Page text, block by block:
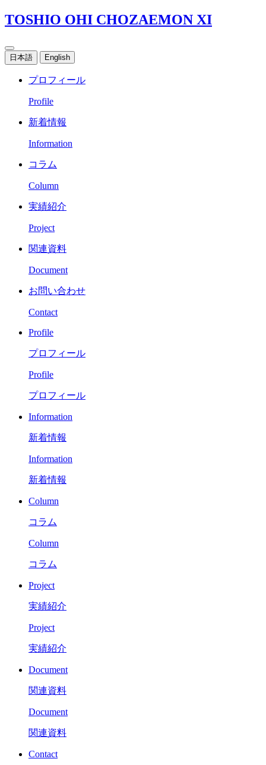
TOSHIO OHI CHOZAEMON XI
日本語 English
プロフィール
Profile
新着情報
Information
コラム
Column
実績紹介
Project
関連資料
Document
お問い合わせ
Contact
Profile
プロフィール
Profile
プロフィール
Information
新着情報
Information
新着情報
Column
コラム
Column
コラム
Project
実績紹介
Project
実績紹介
Document
関連資料
Document
関連資料
Contact